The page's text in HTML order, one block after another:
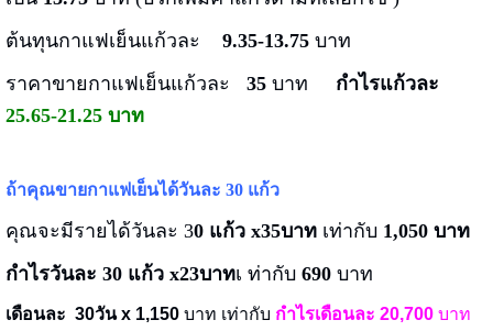
ต้นทุนกาแฟเย็นแก้วละ 9.35-13.75 บาท
ราคาขายกาแฟเย็นแก้วละ
35บาท
กำไรแก้วละ
25.65-21.25 บาท
ถ้าคุณขายกาแฟเย็นได้วันละ 30 แก้ว
คุณจะมีรายได้วันละ 30 แก้ว x35บาท เท่ากับ1,050 บาท
กำไรวันละ 30 แก้ว x23บาทเ ท่ากับ690 บาท
เดือนละ 30วัน x 1,150 บาท เท่ากับ กำไรเดือนละ 20,700 บาท